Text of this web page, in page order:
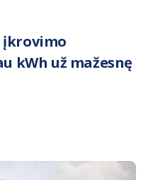
įkrovimo
kWh už mažesnę